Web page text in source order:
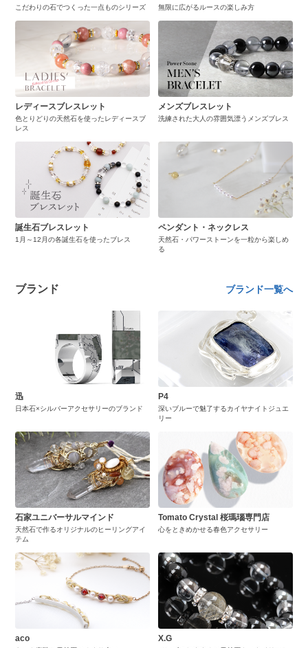
こだわりの石でつくった一点ものシリーズ 無限に広がるルースの楽しみ方
レディースブレスレット
色とりどりの天然石を使ったレディースブ
レス
メンズブレスレット
洗練された大人の雰囲気漂うメンズブレス
誕生石ブレスレット
1月～12月の各誕生石を使ったブレス
ペンダント・ネックレス
天然石・パワーストーンを一粒から楽しめ
る
ブランド ブランド一覧へ
迅
日本石×シルバーアクセサリーのブランド
P4
深いブルーで魅了するカイヤナイトジュエ
リー
石家ユニバーサルマインド
天然石で作るオリジナルのヒーリングアイ
テム
Tomato Crystal 桜瑪瑙専門店
心をときめかせる春色アクセサリー
aco X.G